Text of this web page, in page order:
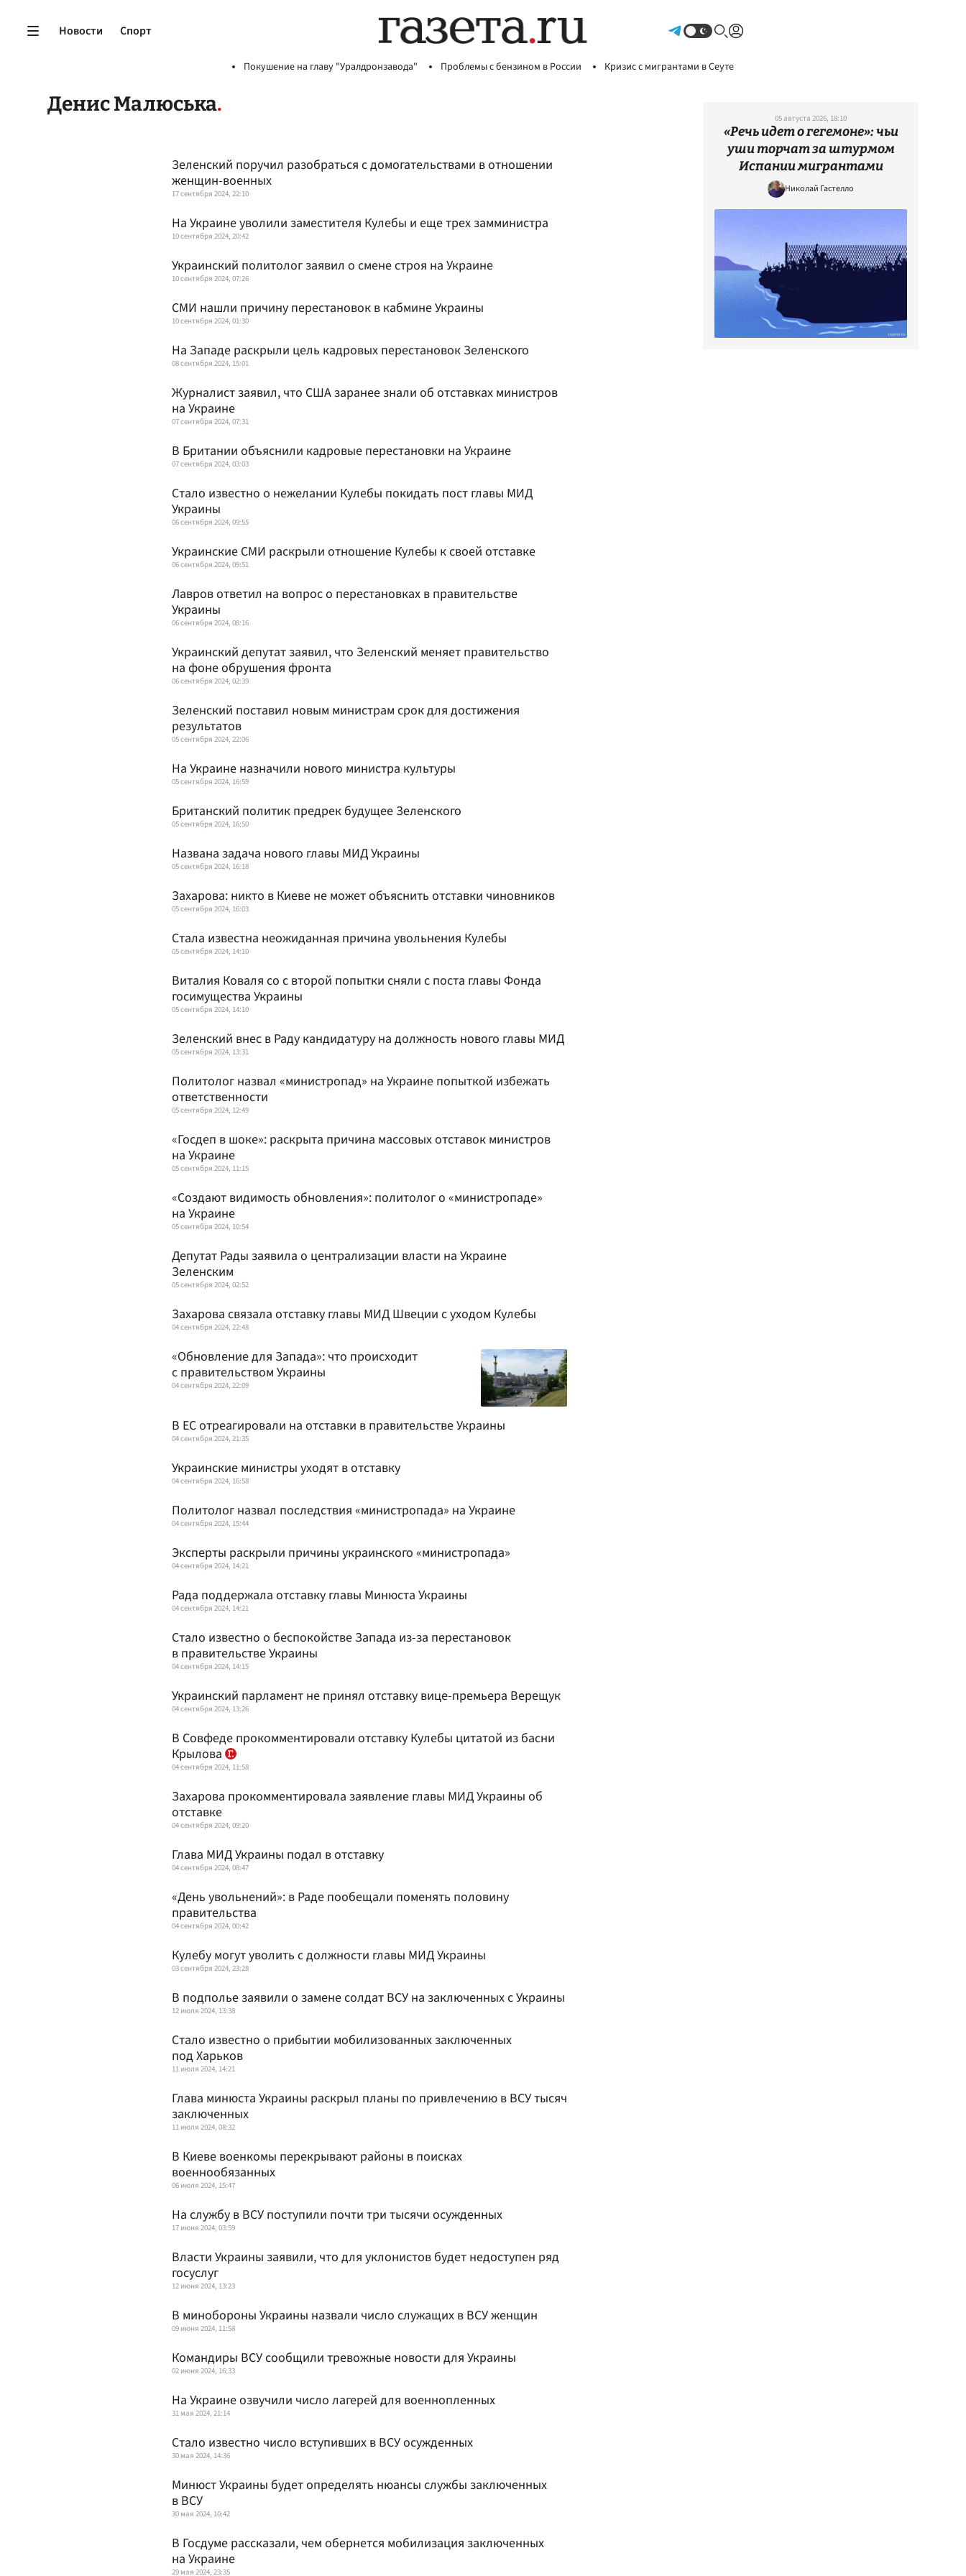
Новости Спорт
Покушение на главу "Уралдронзавода" Проблемы с бензином в России Кризис с мигрантами в Сеуте
Денис Малюська
Зеленский поручил разобраться с домогательствами в отношении
женщин-военных
17 сентября 2024, 22:10
На Украине уволили заместителя Кулебы и еще трех замминистра
10 сентября 2024, 20:42
Украинский политолог заявил о смене строя на Украине
10 сентября 2024, 07:26
СМИ нашли причину перестановок в кабмине Украины
10 сентября 2024, 01:30
На Западе раскрыли цель кадровых перестановок Зеленского
08 сентября 2024, 15:01
Журналист заявил, что США заранее знали об отставках министров
на Украине
07 сентября 2024, 07:31
В Британии объяснили кадровые перестановки на Украине
07 сентября 2024, 03:03
Стало известно о нежелании Кулебы покидать пост главы МИД
Украины
06 сентября 2024, 09:55
Украинские СМИ раскрыли отношение Кулебы к своей отставке
06 сентября 2024, 09:51
Лавров ответил на вопрос о перестановках в правительстве
Украины
06 сентября 2024, 08:16
Украинский депутат заявил, что Зеленский меняет правительство
на фоне обрушения фронта
06 сентября 2024, 02:39
Зеленский поставил новым министрам срок для достижения
результатов
05 сентября 2024, 22:06
На Украине назначили нового министра культуры
05 сентября 2024, 16:59
Британский политик предрек будущее Зеленского
05 сентября 2024, 16:50
Названа задача нового главы МИД Украины
05 сентября 2024, 16:18
Захарова: никто в Киеве не может объяснить отставки чиновников
05 сентября 2024, 16:03
Стала известна неожиданная причина увольнения Кулебы
05 сентября 2024, 14:10
Виталия Коваля со с второй попытки сняли с поста главы Фонда
госимущества Украины
05 сентября 2024, 14:10
Зеленский внес в Раду кандидатуру на должность нового главы МИД
05 сентября 2024, 13:31
Политолог назвал «министропад» на Украине попыткой избежать
ответственности
05 сентября 2024, 12:49
«Госдеп в шоке»: раскрыта причина массовых отставок министров
на Украине
05 сентября 2024, 11:15
«Создают видимость обновления»: политолог о «министропаде»
на Украине
05 сентября 2024, 10:54
Депутат Рады заявила о централизации власти на Украине
Зеленским
05 сентября 2024, 02:52
Захарова связала отставку главы МИД Швеции с уходом Кулебы
04 сентября 2024, 22:48
«Обновление для Запада»: что происходит
с правительством Украины
04 сентября 2024, 22:09
В ЕС отреагировали на отставки в правительстве Украины
04 сентября 2024, 21:35
Украинские министры уходят в отставку
04 сентября 2024, 16:58
Политолог назвал последствия «министропада» на Украине
04 сентября 2024, 15:44
Эксперты раскрыли причины украинского «министропада»
04 сентября 2024, 14:21
Рада поддержала отставку главы Минюста Украины
04 сентября 2024, 14:21
Стало известно о беспокойстве Запада из-за перестановок
в правительстве Украины
04 сентября 2024, 14:15
Украинский парламент не принял отставку вице-премьера Верещук
04 сентября 2024, 13:26
В Совфеде прокомментировали отставку Кулебы цитатой из басни
Крылова
04 сентября 2024, 11:58
Захарова прокомментировала заявление главы МИД Украины об
отставке
04 сентября 2024, 09:20
Глава МИД Украины подал в отставку
04 сентября 2024, 08:47
«День увольнений»: в Раде пообещали поменять половину
правительства
04 сентября 2024, 00:42
Кулебу могут уволить с должности главы МИД Украины
03 сентября 2024, 23:28
В подполье заявили о замене солдат ВСУ на заключенных с Украины
12 июля 2024, 13:38
Стало известно о прибытии мобилизованных заключенных
под Харьков
11 июля 2024, 14:21
Глава минюста Украины раскрыл планы по привлечению в ВСУ тысяч
заключенных
11 июля 2024, 08:32
В Киеве военкомы перекрывают районы в поисках
военнообязанных
06 июля 2024, 15:47
На службу в ВСУ поступили почти три тысячи осужденных
17 июня 2024, 03:59
Власти Украины заявили, что для уклонистов будет недоступен ряд
госуслуг
12 июня 2024, 13:23
В минобороны Украины назвали число служащих в ВСУ женщин
09 июня 2024, 11:58
Командиры ВСУ сообщили тревожные новости для Украины
02 июня 2024, 16:33
На Украине озвучили число лагерей для военнопленных
31 мая 2024, 21:14
Стало известно число вступивших в ВСУ осужденных
30 мая 2024, 14:36
Минюст Украины будет определять нюансы службы заключенных
в ВСУ
30 мая 2024, 10:42
В Госдуме рассказали, чем обернется мобилизация заключенных
на Украине
29 мая 2024, 23:35
05 августа 2026, 18:10
«Речь идет о гегемоне»: чьи
уши торчат за штурмом
Испании мигрантами
Николай Гастелло